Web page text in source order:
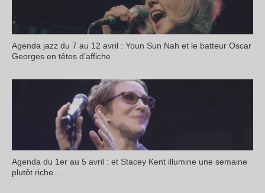
Agenda jazz du 7 au 12 avril : Youn Sun Nah et le batteur Oscar
Georges en têtes d’affiche
Agenda du 1er au 5 avril : et Stacey Kent illumine une semaine
plutôt riche…